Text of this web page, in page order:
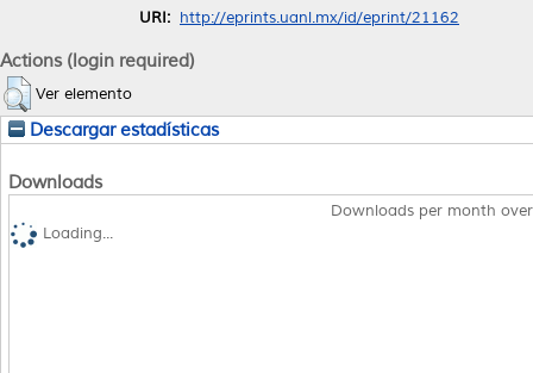
URI: http://eprints.uanl.mx/id/eprint/21162
Actions (login required)
Ver elemento
Descargar estadísticas
Downloads
Downloads per month
Loading...